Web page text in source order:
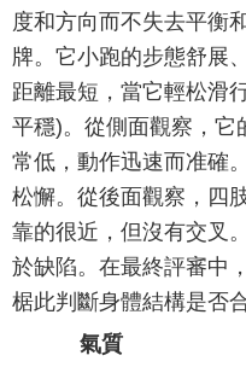
度和方向而不失去平衡
牌。它小跑的步態舒展
距離最短，當它輕松滑
平穩)。從側面觀察，它
常低，動作迅速而准確
松懈。從後面觀察，四
靠的很近，但沒有交叉
於缺陷。在最終評審中
椐此判斷身體結構是否
氣質